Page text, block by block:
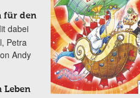
für den
dabei
Petra
Andy
Leben